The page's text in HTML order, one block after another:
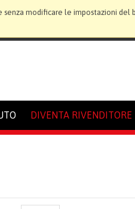
modificare le impostazioni del
DIVENTA RIVENDITORE